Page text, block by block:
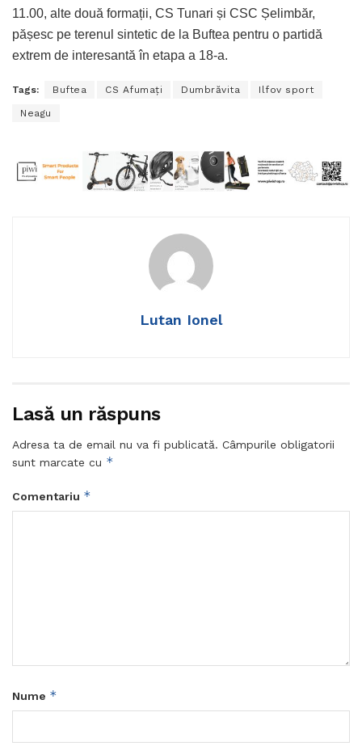
11.00, alte două formații, CS Tunari și CSC Șelimbăr,
pășesc pe terenul sintetic de la Buftea pentru o partidă
extrem de interesantă în etapa a 18-a.
Tags: Buftea CS Afumaţi Dumbrăvita Ilfov sport
Neagu
Lutan Ionel
Lasă un răspuns
Adresa ta de email nu va fi publicată. Câmpurile obligatorii
sunt marcate cu *
Comentariu *
Nume *